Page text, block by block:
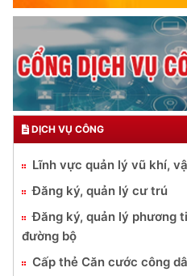
DỊCH VỤ CÔNG
Lĩnh vực quản lý vũ khí,
Đăng ký, quản lý cư trú
Đăng ký, quản lý phương
đường bộ
Cấp thẻ Căn cước công